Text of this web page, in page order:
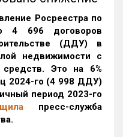
Росреестра по
4 696 договоров
(ДДУ) в
недвижимости с
средств. Это на 6%
2024-го (4 998 ДДУ)
период 2023-го
пресс-служба